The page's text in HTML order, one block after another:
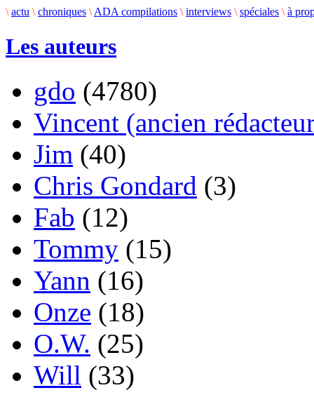
\ actu \ chroniques \ ADA compilations \ interviews \ spéciales \ à
Les auteurs
gdo (4780)
Vincent (ancien
Jim (40)
Chris Gondard (3)
Fab (12)
Tommy (15)
Yann (16)
Onze (18)
O.W. (25)
Will (33)